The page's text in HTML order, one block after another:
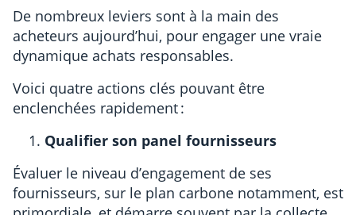
De nombreux leviers sont à la main des
acheteurs aujourd’hui, pour engager une vraie
dynamique achats responsables.
Voici quatre actions clés pouvant être
enclenchées rapidement :
Qualifier son panel fournisseurs
Évaluer le niveau d’engagement de ses
fournisseurs, sur le plan carbone notamment, est